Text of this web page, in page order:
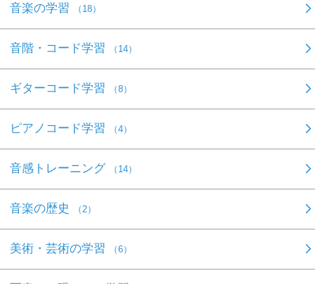
音楽の学習 （18）
音階・コード学習 （14）
ギターコード学習 （8）
ピアノコード学習 （4）
音感トレーニング （14）
音楽の歴史 （2）
美術・芸術の学習 （6）